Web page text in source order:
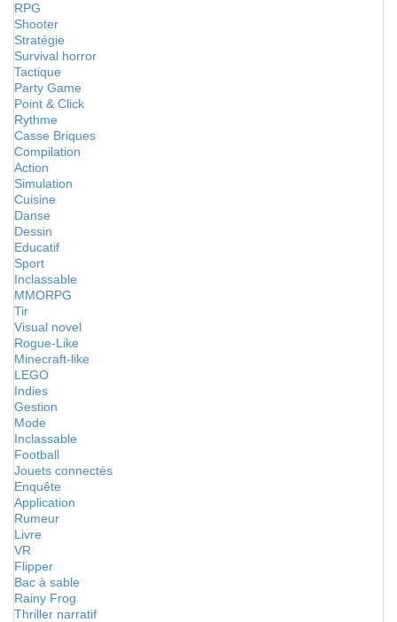
RPG
Shooter
Stratégie
Survival horror
Tactique
Party Game
Point & Click
Rythme
Casse Briques
Compilation
Action
Simulation
Cuisine
Danse
Dessin
Educatif
Sport
Inclassable
MMORPG
Tir
Visual novel
Rogue-Like
Minecraft-like
LEGO
Indies
Gestion
Mode
Inclassable
Football
Jouets connectés
Enquête
Application
Rumeur
Livre
VR
Flipper
Bac à sable
Rainy Frog
Thriller narratif